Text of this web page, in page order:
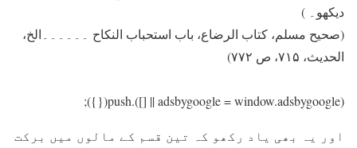
دیکھو۔ )
(صحیح مسلم، کتاب الرضاع، باب استحباب النکاح ۔۔۔۔۔۔الخ،
الحدیث، ۷۱۵، ص ۷۷۲)
(adsbygoogle = window.adsbygoogle || []).push({});
اور یہ بھی یاد رکھو کہ تین قسم کے مالوں میں برکت